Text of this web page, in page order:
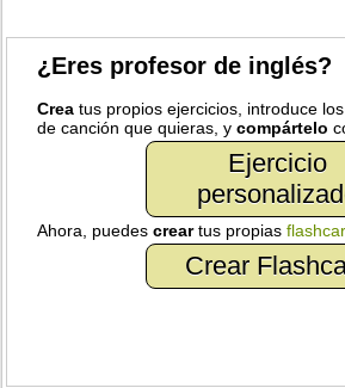
¿Eres profesor de inglés?
Crea tus propios ejercicios, introduce
de canción que quieras, ycompártelo
Ejercicio
Ahora, puedescreartus propias
Crear